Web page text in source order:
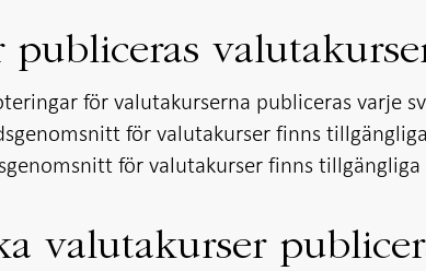
publiceras
för valutakurserna publiceras varje
för valutakurser finns
för valutakurser finns
valutakurser